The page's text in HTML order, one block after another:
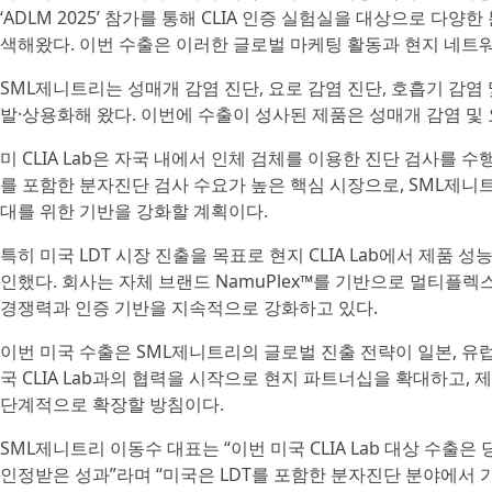
‘ADLM 2025’ 참가를 통해 CLIA 인증 실험실을 대상으로 다양
색해왔다. 이번 수출은 이러한 글로벌 마케팅 활동과 현지 네
SML제니트리는 성매개 감염 진단, 요로 감염 진단, 호흡기 감
발·상용화해 왔다. 이번에 수출이 성사된 제품은 성매개 감염
미 CLIA Lab은 자국 내에서 인체 검체를 이용한 진단 검사를
를 포함한 분자진단 검사 수요가 높은 핵심 시장으로, SML제
대를 위한 기반을 강화할 계획이다.
특히 미국 LDT 시장 진출을 목표로 현지 CLIA Lab에서 제품
인했다. 회사는 자체 브랜드 NamuPlex™를 기반으로 멀티플렉
경쟁력과 인증 기반을 지속적으로 강화하고 있다.
이번 미국 수출은 SML제니트리의 글로벌 진출 전략이 일본,
국 CLIA Lab과의 협력을 시작으로 현지 파트너십을 확대하고,
단계적으로 확장할 방침이다.
SML제니트리 이동수 대표는 “이번 미국 CLIA Lab 대상 수출
인정받은 성과”라며 “미국은 LDT를 포함한 분자진단 분야에